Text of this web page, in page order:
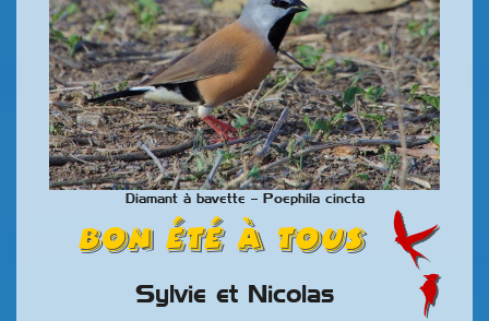
Diamant à bavette – Poephila cincta
Bon été à tous
Sylvie et Nicolas